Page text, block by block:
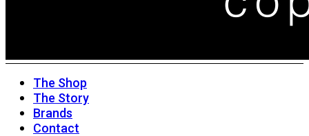
The Shop
The Story
Brands
Contact